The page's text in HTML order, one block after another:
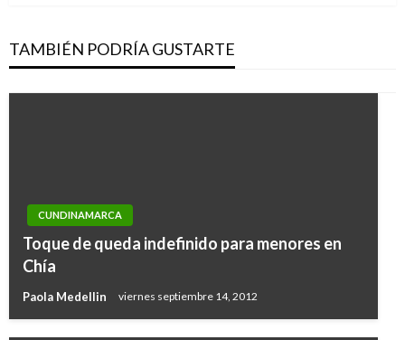
TAMBIÉN PODRÍA GUSTARTE
CUNDINAMARCA
Toque de queda indefinido para menores en
Chía
Paola Medellin viernes septiembre 14, 2012